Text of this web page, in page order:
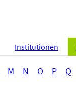
Institutionen
M N O P Q